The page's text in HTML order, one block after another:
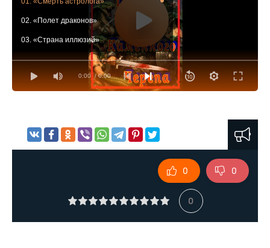
0:00 / 0:00
02. «Полет драконов»
03. «Страна иллюзий»
04. «Золотистое вино»
05. «Дети Змея»
08. «Реквием по чародею»
0
0 0